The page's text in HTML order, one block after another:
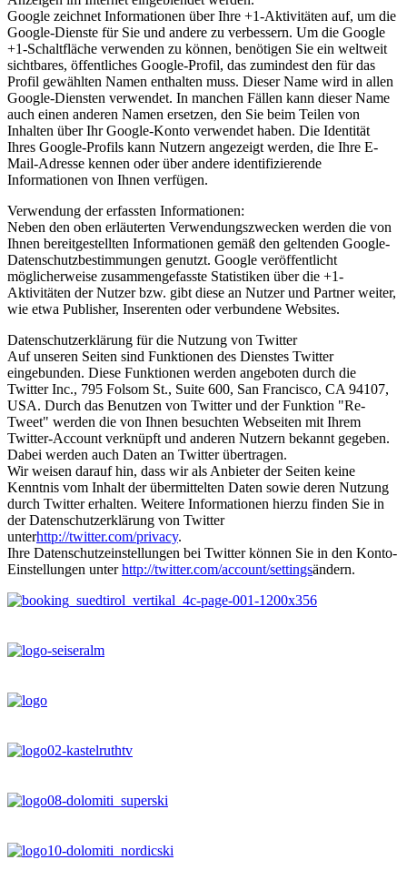
Google zeichnet Informationen über Ihre +1-Aktivitäten auf, um die
Google-Dienste für Sie und andere zu verbessern. Um die Google
+1-Schaltfläche verwenden zu können, benötigen Sie ein weltweit
sichtbares, öffentliches Google-Profil, das zumindest den für das
Profil gewählten Namen enthalten muss. Dieser Name wird in allen
Google-Diensten verwendet. In manchen Fällen kann dieser Name
auch einen anderen Namen ersetzen, den Sie beim Teilen von
Inhalten über Ihr Google-Konto verwendet haben. Die Identität
Ihres Google-Profils kann Nutzern angezeigt werden, die Ihre E-
Mail-Adresse kennen oder über andere identifizierende
Informationen von Ihnen verfügen.
Verwendung der erfassten Informationen:
Neben den oben erläuterten Verwendungszwecken werden die von
Ihnen bereitgestellten Informationen gemäß den geltenden Google-
Datenschutzbestimmungen genutzt. Google veröffentlicht
möglicherweise zusammengefasste Statistiken über die +1-
Aktivitäten der Nutzer bzw. gibt diese an Nutzer und Partner weiter,
wie etwa Publisher, Inserenten oder verbundene Websites.
Datenschutzerklärung für die Nutzung von Twitter
Auf unseren Seiten sind Funktionen des Dienstes Twitter
eingebunden. Diese Funktionen werden angeboten durch die
Twitter Inc., 795 Folsom St., Suite 600, San Francisco, CA 94107,
USA. Durch das Benutzen von Twitter und der Funktion "Re-
Tweet" werden die von Ihnen besuchten Webseiten mit Ihrem
Twitter-Account verknüpft und anderen Nutzern bekannt gegeben.
Dabei werden auch Daten an Twitter übertragen.
Wir weisen darauf hin, dass wir als Anbieter der Seiten keine
Kenntnis vom Inhalt der übermittelten Daten sowie deren Nutzung
durch Twitter erhalten. Weitere Informationen hierzu finden Sie in
der Datenschutzerklärung von Twitter
unterhttp://twitter.com/privacy.
Ihre Datenschutzeinstellungen bei Twitter können Sie in den Konto-
Einstellungen unterhttp://twitter.com/account/settingsändern.